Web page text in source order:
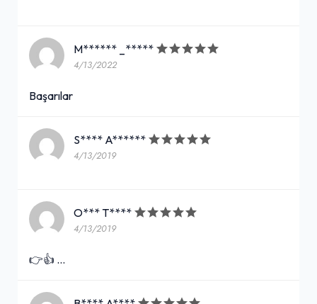
M****** _*****
4/13/2022
Başarılar
S**** A******
4/13/2019
O*** T****
4/13/2019
👉👍 …